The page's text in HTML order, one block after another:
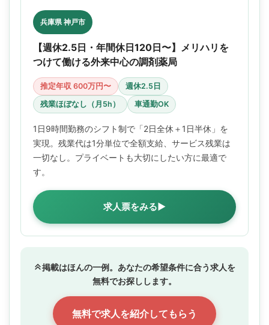
兵庫県 神戸市
【週休2.5日・年間休日120日〜】メリハリを
つけて働ける外来中心の調剤薬局
推定年収 600万円〜
週休2.5日
残業ほぼなし（月5h）
車通勤OK
1日9時間勤務のシフト制で「2日全休＋1日半休」を
実現。残業代は1分単位で全額支給、サービス残業は
一切なし。プライベートも大切にしたい方に最適で
す。
求人票をみる▶
掲載はほんの一例。あなたの希望条件に合う求人を
無料でお探しします。
無料で求人を紹介してもらう